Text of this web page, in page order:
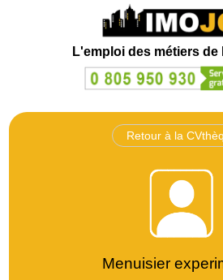
L'emploi des métiers
Retour à la
Menuisier